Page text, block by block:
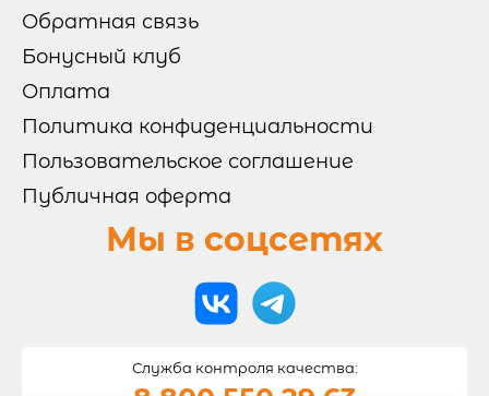
РОЛЛЫ И СУШИ
СУШИ
РОЛЛЫ БЕЗ РИСА
ЗАПЕЧЕННЫЕ РОЛЛЫ
ХОЛОДНЫЕ РОЛЛЫ
ВОК
САЛАТЫ И ГОРЯЧЕЕ
Обратная связь
Бонусный клуб
Оплата
Политика конфиденциальности
Пользовательское соглашение
Публичная оферта
Мы в соцсетях
Служба контроля качества: